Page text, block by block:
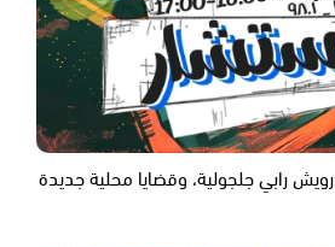
رابي جلجولية، وقضايا محلية جديدة